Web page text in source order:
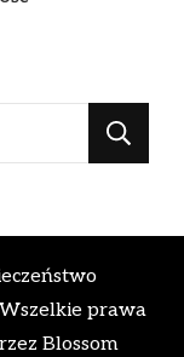
prawa
Blossom